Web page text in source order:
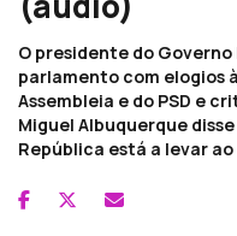
O presidente do
parlamento com elogios
Assembleia e do PSD e
Miguel Albuquerque
República está a levar